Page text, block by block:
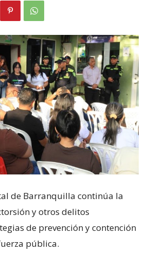
de Barranquilla continúa la
y otros delitos
de prevención y contención
pública.